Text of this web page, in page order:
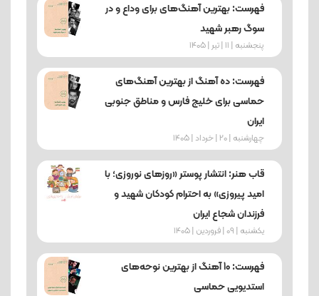
فهرست: بهترین آهنگ‌های برای وداع و در
سوگ رهبر شهید
پنجشنبه | 11 | تیر | 1405
فهرست: ده آهنگ از بهترین آهنگ‌های
حماسی برای خلیج فارس و مناطق جنوبی
ایران
چهارشنبه | 20 | خرداد | 1405
قاب هنر: انتشار پوستر «روزهای نوروزی؛ با
امید پیروزی» به احترام کودکان شهید و
فرزندان شجاع ایران
یکشنبه | 09 | فروردین | 1405
فهرست: 10 آهنگ از بهترین نوحه‌های
استدیویی حماسی